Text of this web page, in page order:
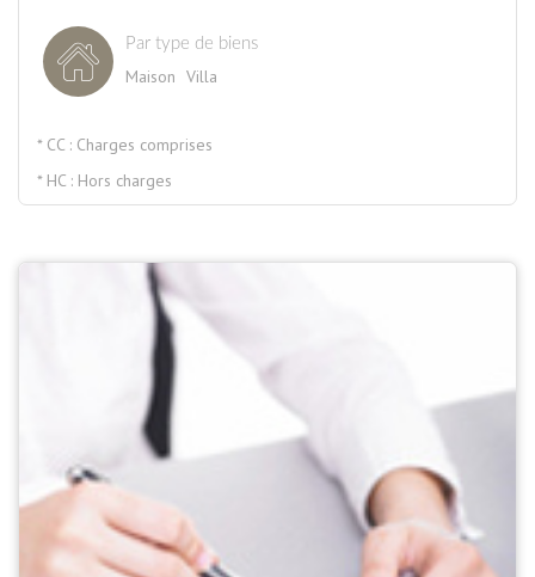
Par type de biens
Maison Villa
* CC : Charges comprises
* HC : Hors charges